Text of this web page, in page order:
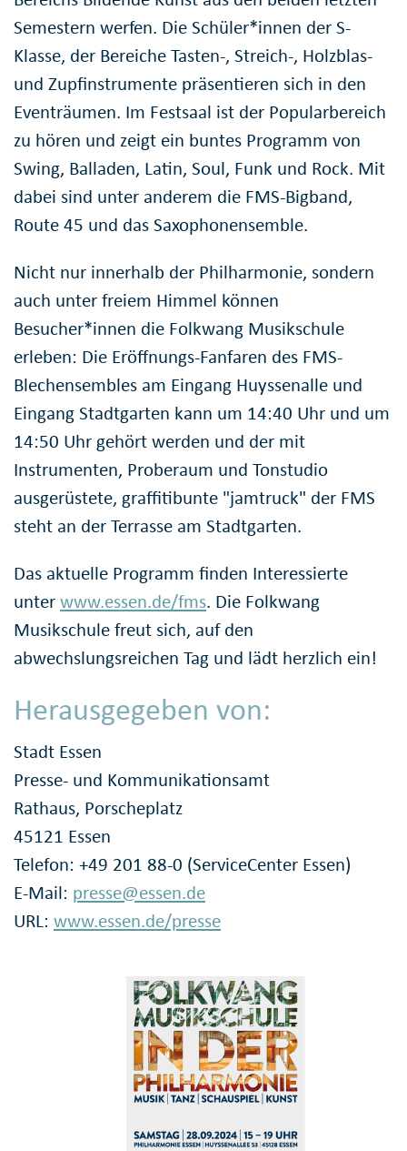
Semestern werfen. Die Schüler*innen der S-
Klasse, der Bereiche Tasten-, Streich-, Holzblas-
und Zupfinstrumente präsentieren sich in den
Eventräumen. Im Festsaal ist der Popularbereich
zu hören und zeigt ein buntes Programm von
Swing, Balladen, Latin, Soul, Funk und Rock. Mit
dabei sind unter anderem die FMS-Bigband,
Route 45 und das Saxophonensemble.
Nicht nur innerhalb der Philharmonie, sondern
auch unter freiem Himmel können
Besucher*innen die Folkwang Musikschule
erleben: Die Eröffnungs-Fanfaren des FMS-
Blechensembles am Eingang Huyssenalle und
Eingang Stadtgarten kann um 14:40 Uhr und um
14:50 Uhr gehört werden und der mit
Instrumenten, Proberaum und Tonstudio
ausgerüstete, graffitibunte "jamtruck" der FMS
steht an der Terrasse am Stadtgarten.
Das aktuelle Programm finden Interessierte
unterwww.essen.de/fms. Die Folkwang
Musikschule freut sich, auf den
abwechslungsreichen Tag und lädt herzlich ein!
Herausgegeben von:
Stadt Essen
Presse- und Kommunikationsamt
Rathaus, Porscheplatz
45121 Essen
Telefon: +49 201 88-0 (ServiceCenter Essen)
E-Mail: presse@essen.de
URL: www.essen.de/presse